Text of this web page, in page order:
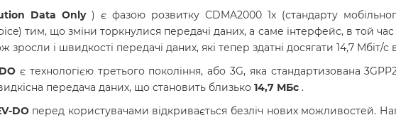
Data Only) є фазою розвитку CDMA2000 1x (стандарту
тим, що зміни торкнулися передачі даних, а саме інтерфейс, в той
зросли і швидкості передачі даних, які тепер здатні досягати 14,7
є технологією третього покоління, або 3G, яка стандартизована
передача даних, що становить близько 14,7 МБс .
DOперед користувачами відкривається безліч нових можливостей.